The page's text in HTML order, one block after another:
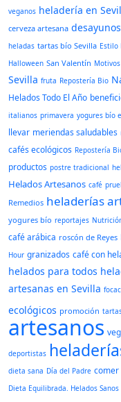
veganos heladería en
cerveza artesana
heladas tartas bío Sevilla Estilo
Halloween San Valentín
Sevilla fruta Repostería Bio
Helados Todo El Año
italianos primavera yogures bío
llevar meriendas saludables
cafés ecológicos Repostería
productos postre tradicional
Helados Artesanos café
Remedios heladerías
yogures bío reportajes
café arábica roscón de Reyes
Hour granizados café con
helados para todos
artesanas en Sevilla
ecológicos promoción
artesanos
deportistas
dieta sana Día del Padre comer
Dieta Equilibrada. Helados Sanos